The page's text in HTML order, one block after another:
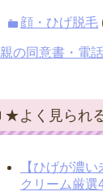
顔・ひげ脱毛
親の同意書・電
★よく見られ
【ひげが濃
クリーム厳選